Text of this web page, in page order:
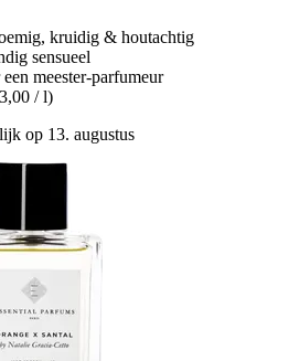
kruidig & houtachtig
sensueel
meester-parfumeur
/ l)
op 13. augustus